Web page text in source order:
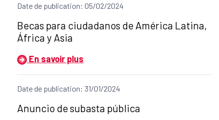
Date de publication: 05/02/2024
Título del anuncio:
Becas para ciudadanos de América Latina,
África y Asia
En savoir plus
Date de publication: 31/01/2024
Título del anuncio:
Anuncio de subasta pública